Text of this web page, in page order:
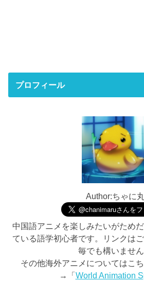
プロフィール
Author:ちゃに
中国語アニメを楽しみたいがため
ている語学初心者です。リンクは
毎でも構いません
その他海外アニメについてはこ
→「World Animation